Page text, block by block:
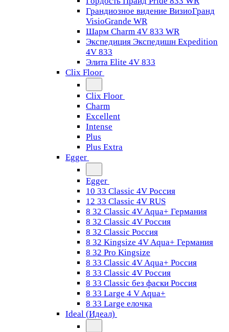
Грандиозное видение ВизиоГранд
VisioGrande WR
Шарм Charm 4V 833 WR
Экспедиция Экспедишн Expedition
4V 833
Элита Elite 4V 833
Clix Floor
Clix Floor
Charm
Excellent
Intense
Plus
Plus Extra
Egger
Egger
10 33 Classic 4V Россия
12 33 Classic 4V RUS
8 32 Classic 4V Aqua+ Германия
8 32 Classic 4V Россия
8 32 Classic Россия
8 32 Kingsize 4V Aqua+ Германия
8 32 Pro Kingsize
8 33 Classic 4V Aqua+ Россия
8 33 Classic 4V Россия
8 33 Classic без фаски Россия
8 33 Large 4 V Aqua+
8 33 Large елочка
Ideal (Идеал)